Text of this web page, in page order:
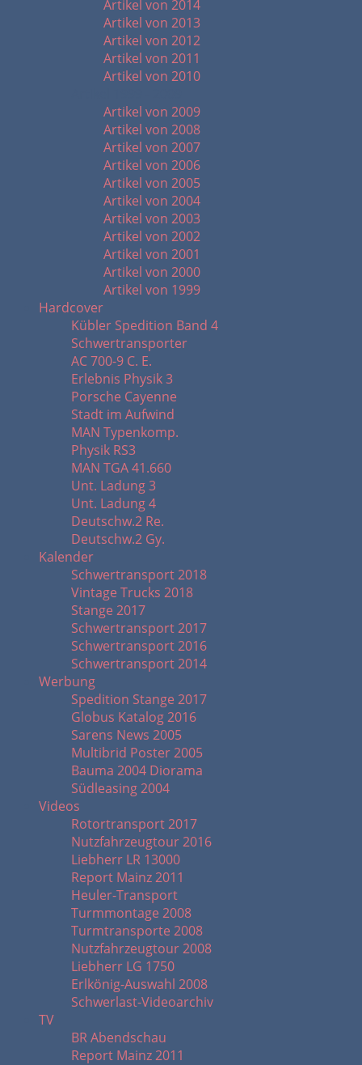
Artikel von 2014
Artikel von 2013
Artikel von 2012
Artikel von 2011
Artikel von 2010
Artikel von 2009
Artikel von 2008
Artikel von 2007
Artikel von 2006
Artikel von 2005
Artikel von 2004
Artikel von 2003
Artikel von 2002
Artikel von 2001
Artikel von 2000
Artikel von 1999
Hardcover
Kübler Spedition Band 4
Schwertransporter
AC 700-9 C. E.
Erlebnis Physik 3
Porsche Cayenne
Stadt im Aufwind
MAN Typenkomp.
Physik RS3
MAN TGA 41.660
Unt. Ladung 3
Unt. Ladung 4
Deutschw.2 Re.
Deutschw.2 Gy.
Kalender
Schwertransport 2018
Vintage Trucks 2018
Stange 2017
Schwertransport 2017
Schwertransport 2016
Schwertransport 2014
Werbung
Spedition Stange 2017
Globus Katalog 2016
Sarens News 2005
Multibrid Poster 2005
Bauma 2004 Diorama
Südleasing 2004
Videos
Rotortransport 2017
Nutzfahrzeugtour 2016
Liebherr LR 13000
Report Mainz 2011
Heuler-Transport
Turmmontage 2008
Turmtransporte 2008
Nutzfahrzeugtour 2008
Liebherr LG 1750
Erlkönig-Auswahl 2008
Schwerlast-Videoarchiv
TV
BR Abendschau
Report Mainz 2011